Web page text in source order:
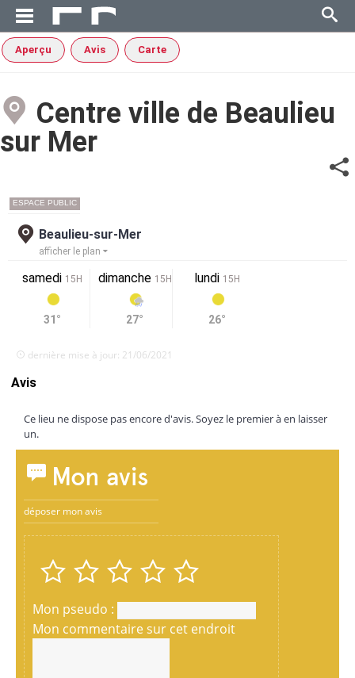
Aperçu Avis Carte
Centre ville de Beaulieu
sur Mer
ESPACE PUBLIC
Beaulieu-sur-Mer
afficher le plan
samedi 15H
31°
dimanche 15H
27°
lundi 15H
26°
dernière mise à jour: 21/06/2021
Avis
Ce lieu ne dispose pas encore d'avis. Soyez le premier à en laisser
un.
Mon avis
déposer mon avis
Mon pseudo :
Mon commentaire sur cet endroit